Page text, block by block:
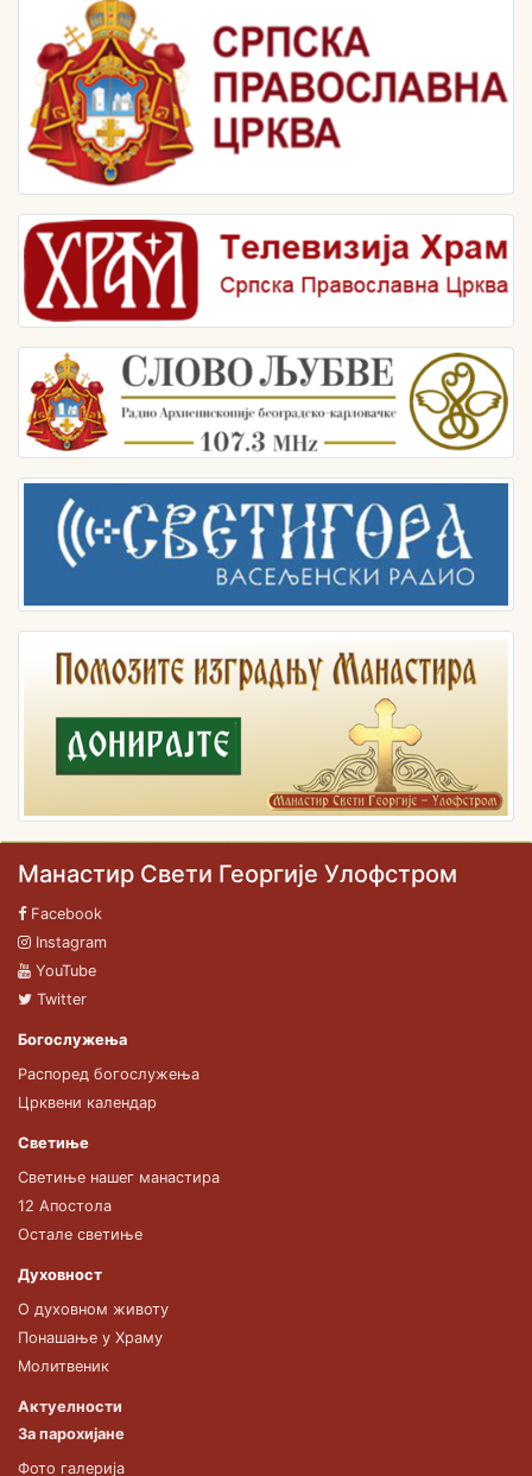
Манастир Свети Георгије Улофстром
Facebook
Instagram
YouTube
Twitter
Богослужења
Распоред богослужења
Црквени календар
Светиње
Светиње нашег манастира
12 Апостола
Остале светиње
Духовност
О духовном животу
Понашање у Храму
Молитвеник
Актуелности
За парохијане
Фото галерија